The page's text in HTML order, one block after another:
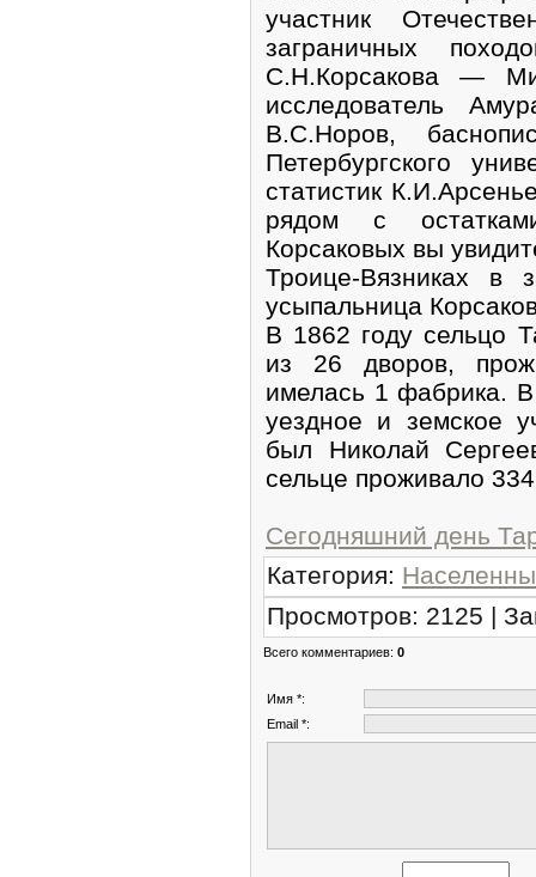
участник
заграничных
С.Н.Корсакова —
исследователь
В.С.Норов,
Петербургского
статистик
рядом с
Корсаковых вы
Троице-Вязниках в
усыпальница
В 1862 году сельцо
из 26 дворов,
имелась 1 фабрика.
уездное и земское
был Николай
сельце проживало
Сегодняшний день
Категория:
Просмотров: 2125 |
Всего комментариев: 0
Имя *:
Email *: